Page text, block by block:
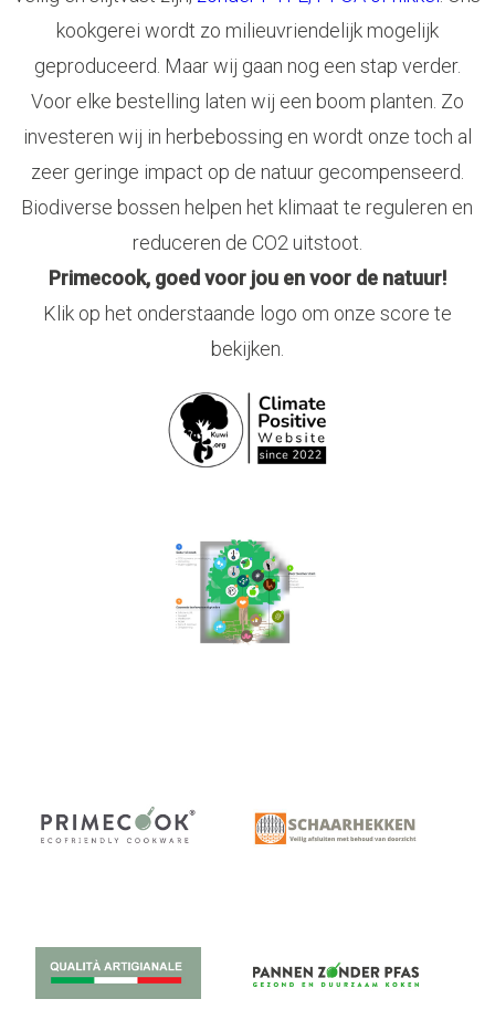
kookgerei wordt zo milieuvriendelijk mogelijk
geproduceerd. Maar wij gaan nog een stap verder.
Voor elke bestelling laten wij een boom planten. Zo
investeren wij in herbebossing en wordt onze toch al
zeer geringe impact op de natuur gecompenseerd.
Biodiverse bossen helpen het klimaat te reguleren en
reduceren de CO2 uitstoot.
Primecook, goed voor jou en voor de natuur!
Klik op het onderstaande logo om onze score te
bekijken.